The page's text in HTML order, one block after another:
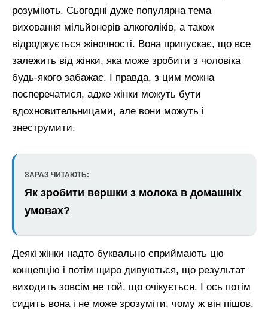
розуміють. Сьогодні дуже популярна тема
виховання мільйонерів алкоголіків, а також
відроджується жіночності. Вона припускає, що все
залежить від жінки, яка може зробити з чоловіка
будь-якого забажає. І правда, з цим можна
посперечатися, адже жінки можуть бути
вдохновительницами, але вони можуть і
знеструмити.
ЗАРАЗ ЧИТАЮТЬ:
Як зробити вершки з молока в домашніх
умовах?
Деякі жінки надто буквально сприймають цю
концепцію і потім щиро дивуються, що результат
виходить зовсім не той, що очікується. І ось потім
сидить вона і не може зрозуміти, чому ж він пішов.